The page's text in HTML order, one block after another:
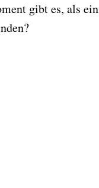
gibt es, als ein